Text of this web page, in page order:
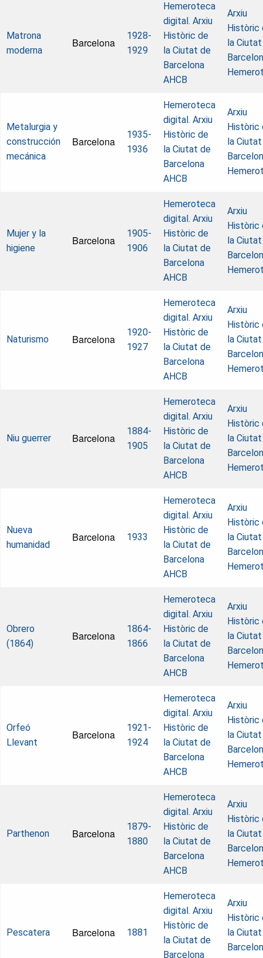
Matrona
moderna
Barcelona
1928-
1929
Hemeroteca
digital. Arxiu
Històric de
la Ciutat de
Barcelona
AHCB
Arxiu
Històric
la
Metalurgia y
construcción
mecánica
Barcelona
1935-
1936
Hemeroteca
digital. Arxiu
Històric de
la Ciutat de
Barcelona
AHCB
Arxiu
Històric
la
Mujer y la
higiene
Barcelona
1905-
1906
Hemeroteca
digital. Arxiu
Històric de
la Ciutat de
Barcelona
AHCB
Arxiu
Històric
la
Naturismo Barcelona
1920-
1927
Hemeroteca
digital. Arxiu
Històric de
la Ciutat de
Barcelona
AHCB
Arxiu
Històric
la
Niu guerrer Barcelona
1884-
1905
Hemeroteca
digital. Arxiu
Històric de
la Ciutat de
Barcelona
AHCB
Arxiu
Històric
la
Nueva
humanidad
Barcelona 1933
Hemeroteca
digital. Arxiu
Històric de
la Ciutat de
Barcelona
AHCB
Arxiu
Històric
la
Obrero
(1864)
Barcelona
1864-
1866
Hemeroteca
digital. Arxiu
Històric de
la Ciutat de
Barcelona
AHCB
Arxiu
Històric
la
Orfeó
Llevant
Barcelona
1921-
1924
Hemeroteca
digital. Arxiu
Històric de
la Ciutat de
Barcelona
AHCB
Arxiu
Històric
la
Parthenon Barcelona
1879-
1880
Hemeroteca
digital. Arxiu
Històric de
la Ciutat de
Barcelona
AHCB
Arxiu
Històric
la
Pescatera Barcelona 1881
Hemeroteca
digital. Arxiu
Històric de
la Ciutat de
Barcelona
Arxiu
Històric
la